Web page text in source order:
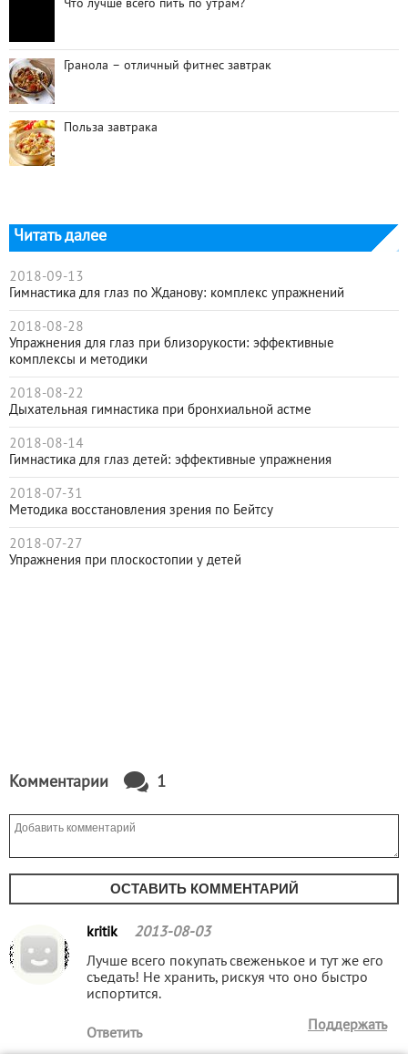
Что лучше всего пить по утрам?
Гранола – отличный фитнес завтрак
Польза завтрака
Читать далее
2018-09-13
Гимнастика для глаз по Жданову: комплекс упражнений
2018-08-28
Упражнения для глаз при близорукости: эффективные
комплексы и методики
2018-08-22
Дыхательная гимнастика при бронхиальной астме
2018-08-14
Гимнастика для глаз детей: эффективные упражнения
2018-07-31
Методика восстановления зрения по Бейтсу
2018-07-27
Упражнения при плоскостопии у детей
Комментарии 1
ОСТАВИТЬ КОММЕНТАРИЙ
kritik 2013-08-03
Лучше всего покупать свеженькое и тут же его
съедать! Не хранить, рискуя что оно быстро
испортится.
Ответить
Поддержать